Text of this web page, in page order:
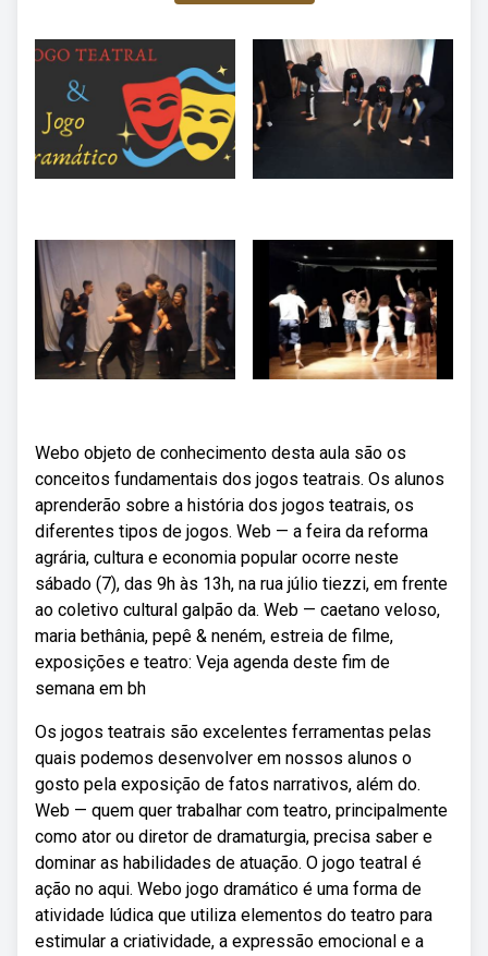
Webo objeto de conhecimento desta aula são os
conceitos fundamentais dos jogos teatrais. Os alunos
aprenderão sobre a história dos jogos teatrais, os
diferentes tipos de jogos. Web — a feira da reforma
agrária, cultura e economia popular ocorre neste
sábado (7), das 9h às 13h, na rua júlio tiezzi, em frente
ao coletivo cultural galpão da. Web — caetano veloso,
maria bethânia, pepê & neném, estreia de filme,
exposições e teatro: Veja agenda deste fim de
semana em bh
Os jogos teatrais são excelentes ferramentas pelas
quais podemos desenvolver em nossos alunos o
gosto pela exposição de fatos narrativos, além do.
Web — quem quer trabalhar com teatro, principalmente
como ator ou diretor de dramaturgia, precisa saber e
dominar as habilidades de atuação. O jogo teatral é
ação no aqui. Webo jogo dramático é uma forma de
atividade lúdica que utiliza elementos do teatro para
estimular a criatividade, a expressão emocional e a